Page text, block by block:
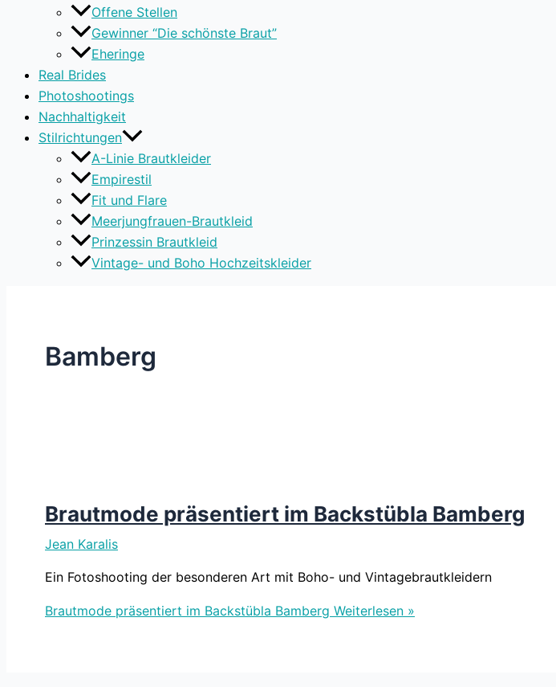
Offene Stellen
Gewinner “Die schönste Braut”
Eheringe
Real Brides
Photoshootings
Nachhaltigkeit
Stilrichtungen
A-Linie Brautkleider
Empirestil
Fit und Flare
Meerjungfrauen-Brautkleid
Prinzessin Brautkleid
Vintage- und Boho Hochzeitskleider
Bamberg
Brautmode präsentiert im Backstübla Bamberg
Jean Karalis
Ein Fotoshooting der besonderen Art mit Boho- und Vintagebrautkleidern
Brautmode präsentiert im Backstübla Bamberg Weiterlesen »